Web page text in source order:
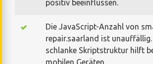
positiv beeinflussen.
Die JavaScript-Anzahl von
repair.saarland ist unauffällig.
schlanke Skriptstruktur hilft
mobilen Geräten.